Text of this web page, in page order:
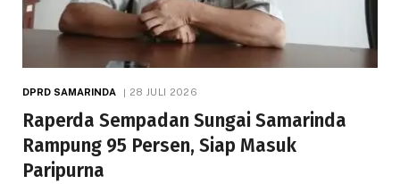
DPRD SAMARINDA 28 JULI 2026
Raperda Sempadan Sungai Samarinda
Rampung 95 Persen, Siap Masuk
Paripurna